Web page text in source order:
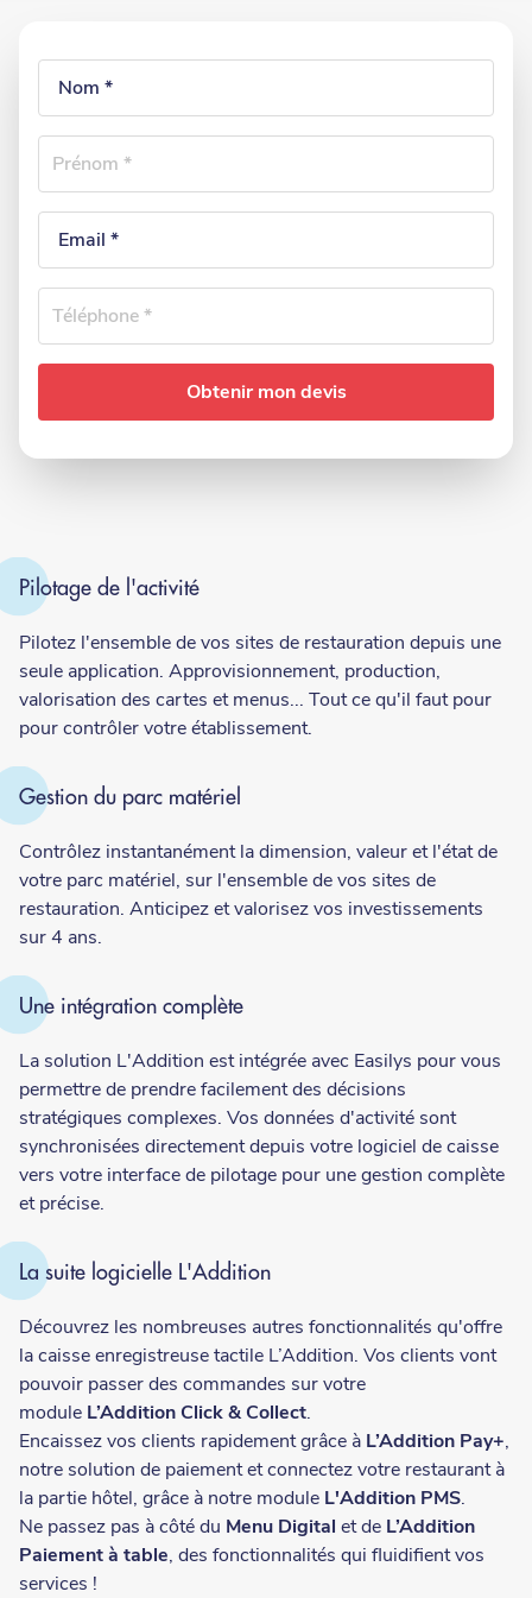
Webform
Prénom
Téléphone
Pilotage de l'activité
Pilotez l'ensemble de vos sites de restauration depuis une
seule application. Approvisionnement, production,
valorisation des cartes et menus... Tout ce qu'il faut pour
pour contrôler votre établissement.
Gestion du parc matériel
Contrôlez instantanément la dimension, valeur et l'état de
votre parc matériel, sur l'ensemble de vos sites de
restauration. Anticipez et valorisez vos investissements
sur 4 ans.
Une intégration complète
La solution L'Addition est intégrée avec Easilys pour vous
permettre de prendre facilement des décisions
stratégiques complexes. Vos données d'activité sont
synchronisées directement depuis votre logiciel de caisse
vers votre interface de pilotage pour une gestion complète
et précise.
La suite logicielle L'Addition
Découvrez les nombreuses autres fonctionnalités qu'offre
la caisse enregistreuse tactile L’Addition. Vos clients vont
pouvoir passer des commandes sur votre
module L’Addition Click & Collect.
Encaissez vos clients rapidement grâce à L’Addition Pay+,
notre solution de paiement et connectez votre restaurant à
la partie hôtel, grâce à notre module L'Addition PMS.
Ne passez pas à côté du Menu Digital et de L’Addition
Paiement à table, des fonctionnalités qui fluidifient vos
services !